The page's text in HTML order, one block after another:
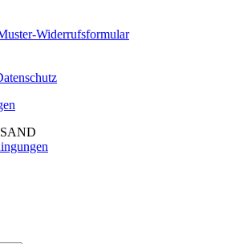
Widerrufsformular